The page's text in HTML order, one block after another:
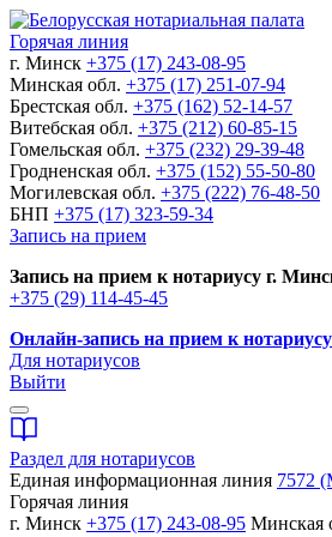
Горячая линия
г. Минск +375 (17) 243-08-95
Минская обл. +375 (17) 251-07-94
Брестская обл. +375 (162) 52-14-57
Витебская обл. +375 (212) 60-85-15
Гомельская обл. +375 (232) 29-39-48
Гродненская обл. +375 (152) 55-50-80
Могилевская обл. +375 (222) 76-48-50
БНП +375 (17) 323-59-34
Запись на прием
Запись на прием к нотариусу г.
+375 (29) 114-45-45
Онлайн-запись на прием к нотариусу
Для нотариусов
Выйти
Раздел для нотариусов
Единая информационная линия 7572
Горячая линия
г. Минск +375 (17) 243-08-95 Минская